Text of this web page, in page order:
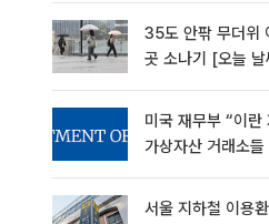
35도 안팎 무더위
곳 소나기 [오늘 날
미국 재무부 “이란
가상자산 거래소들
서울 지하철 이용